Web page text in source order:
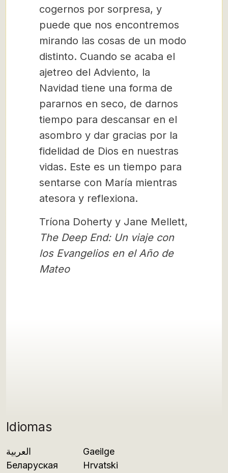
Idiomas
العربية
Беларуская
Gaeilge
Hrvatski
cogernos por sorpresa, y
puede que nos encontremos
mirando las cosas de un modo
distinto. Cuando se acaba el
ajetreo del Adviento, la
Navidad tiene una forma de
pararnos en seco, de darnos
tiempo para descansar en el
asombro y dar gracias por la
fidelidad de Dios en nuestras
vidas. Este es un tiempo para
sentarse con María mientras
atesora y reflexiona.
Tríona Doherty y Jane Mellett,
The Deep End: Un viaje con
los Evangelios en el Año de
Mateo